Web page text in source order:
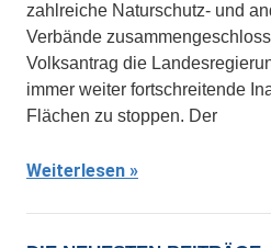
zahlreiche Naturschutz- und
Verbände
Volksantrag die
immer weiter fortschreitende
Flächen zu stoppen. Der
Weiterlesen